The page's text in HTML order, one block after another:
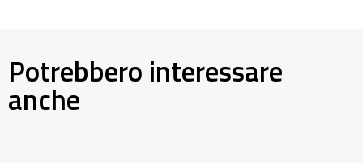
Potrebbero interessare
anche